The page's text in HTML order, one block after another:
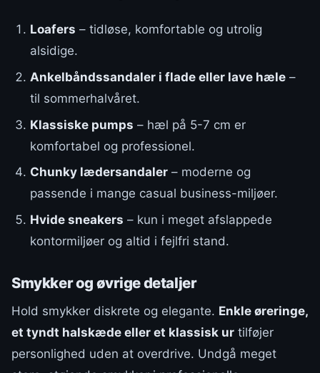
Loafers – tidløse, komfortable og utrolig
alsidige.
Ankelbåndssandaler i flade eller lave hæle–
til sommerhalvåret.
Klassiske pumps – hæl på 5-7 cm er
komfortabel og professionel.
Chunky lædersandaler– moderne og
passende i mange casual business-miljøer.
Hvide sneakers – kun i meget afslappede
kontormiljøer og altid i fejlfri stand.
Smykker og øvrige detaljer
Hold smykker diskrete og elegante. Enkle øreringe,
et tyndt halskæde eller et klassisk ur tilføjer
personlighed uden at overdrive. Undgå meget